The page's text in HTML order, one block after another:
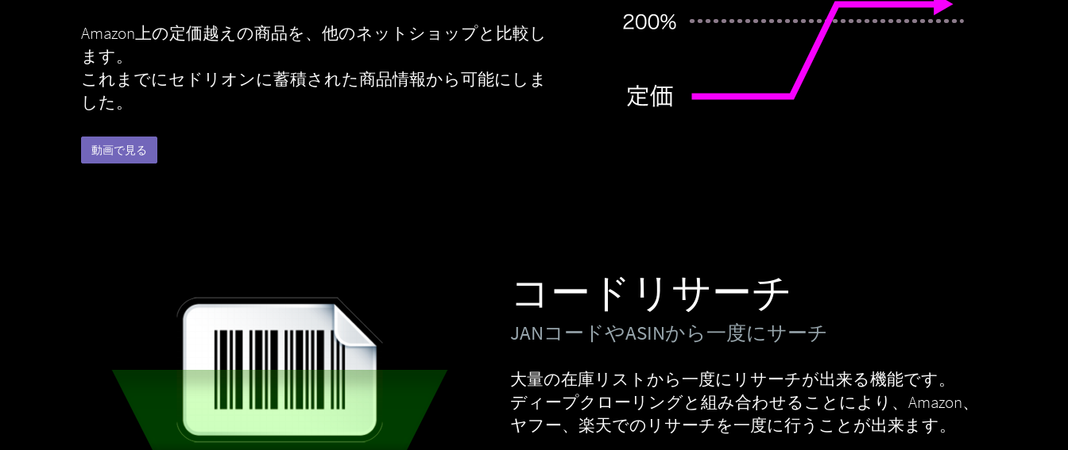
Amazon上の定価越えの商品を、他のネットショップと比較し
ます。
これまでにセドリオンに蓄積された商品情報から可能にしま
した。
動画で見る
コードリサーチ
JANコードやASINから一度にサーチ
大量の在庫リストから一度にリサーチが出来る機能です。
ディープクローリングと組み合わせることにより、Amazon、
ヤフー、楽天でのリサーチを一度に行うことが出来ます。